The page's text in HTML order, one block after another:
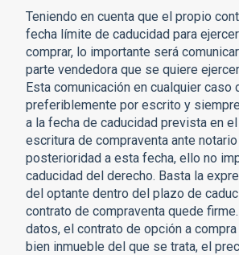
Teniendo en cuenta que el propio
fecha límite de caducidad para
comprar, lo importante será
parte vendedora que se quiere
Esta comunicación en cualquier caso
preferiblemente por escrito y
a la fecha de caducidad prevista en
escritura de compraventa ante
posterioridad a esta fecha, ello no
caducidad del derecho. Basta la
del optante dentro del plazo de
contrato de compraventa quede
datos, el contrato de opción a
bien inmueble del que se trata, el